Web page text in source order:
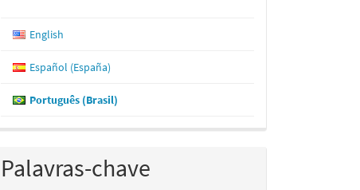
English
Español (España)
Português (Brasil)
Palavras-chave